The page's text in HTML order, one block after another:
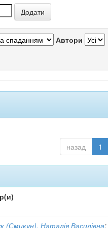
Автори
назад 1
(Смикун), Наталія Василівна;